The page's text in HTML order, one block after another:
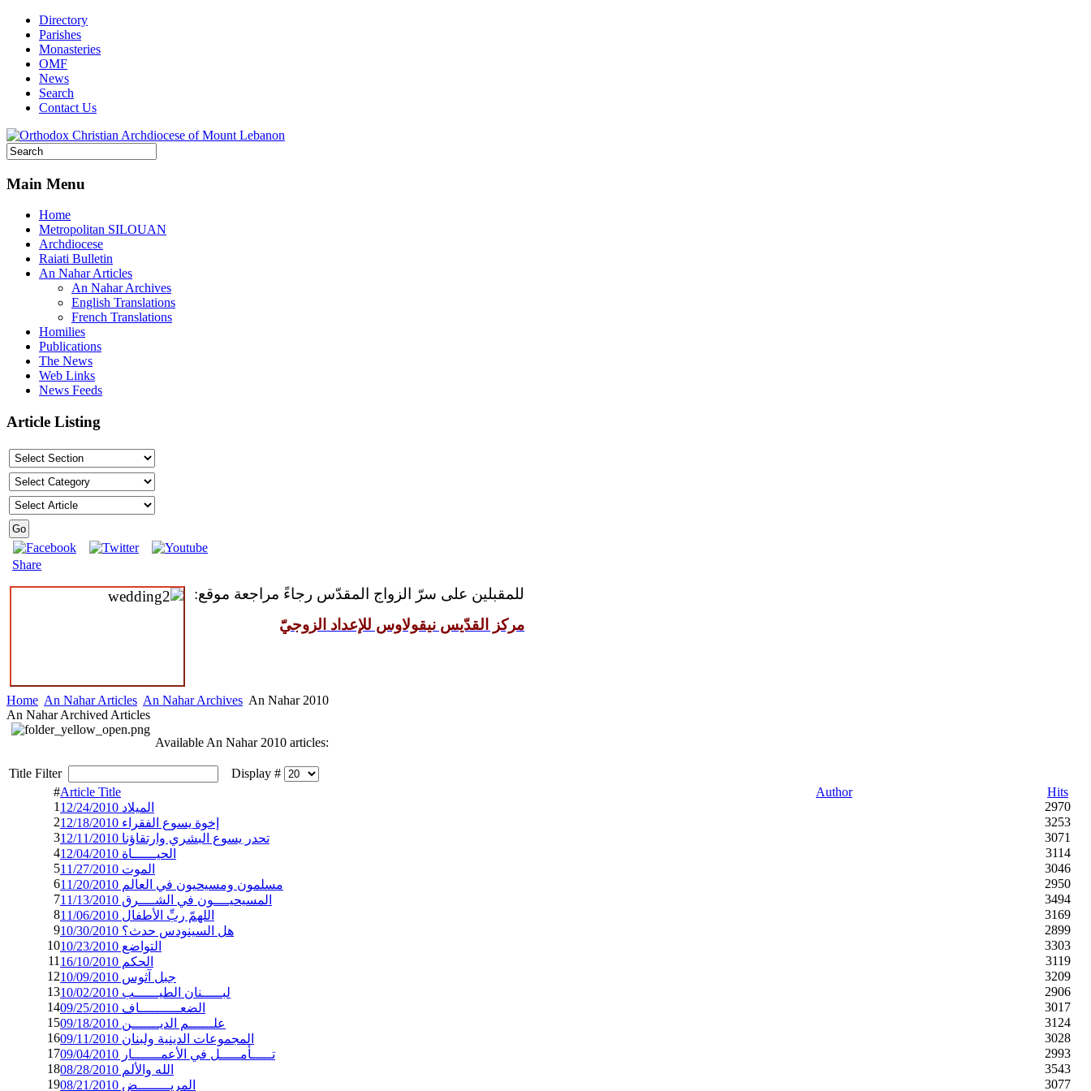
Directory
Parishes
Monasteries
OMF
News
Search
Contact Us
Main Menu
Home
Metropolitan SILOUAN
Archdiocese
Raiati Bulletin
An Nahar Articles
An Nahar Archives
English Translations
French Translations
Homilies
Publications
The News
Web Links
News Feeds
Article Listing
Share
للمقبلين على سرّ الزواج المقدّس رجاءً مراجعة موقع:
مركز القدّيس نيقولاوس للإعداد الزوجيّ
Home An Nahar Articles An Nahar Archives An Nahar 2010
An Nahar Archived Articles
Available An Nahar 2010 articles:
Title Filter
Display #
#Article Title Author
Hits
1
الميلاد 12/24/2010
2970
2
إخوة يسوع الفقراء 12/18/2010
3253
3
تحدر يسوع البشري وارتقاؤنا 12/11/2010
3071
4
الحيــــــاة 12/04/2010
3114
5
الموت 11/27/2010
3046
6
مسلمون ومسيحيون في العالم 11/20/2010
2950
7
المسيحيــــون في الشــــرق 11/13/2010
3494
8
اللهمّ ربِّ الأطفال 11/06/2010
3169
9
هل السينودس حدث؟ 10/30/2010
2899
10
التواضع 10/23/2010
3303
11
الحكم 16/10/2010
3119
12
جبل آثوس 10/09/2010
3209
13
لبـــــنان الطيــــــب 10/02/2010
2906
14
الضعــــــــــاف 09/25/2010
3017
15
علــــــم الديـــــــن 09/18/2010
3124
16
المجموعات الدينية ولبنان 09/11/2010
3028
17
تـــــأمـــــل في الأعمـــــــار 09/04/2010
2993
18
الله والألم 08/28/2010
3543
19
المريــــــــض 08/21/2010 3077